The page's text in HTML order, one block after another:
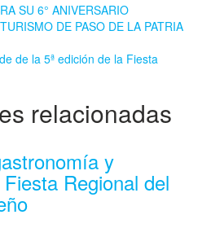
SU 6° ANIVERSARIO
DE PASO DE LA PATRIA
de la 5ª edición de la Fiesta
relacionadas
y
Regional del